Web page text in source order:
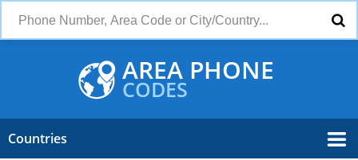
AREA PHONE
CODES
Countries